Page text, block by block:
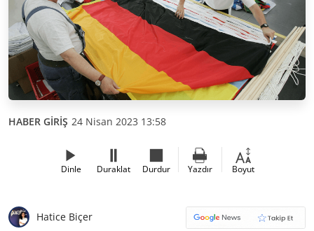
HABER GİRİŞ 24 Nisan 2023 13:58
Dinle Duraklat Durdur Yazdır Boyut
Hatice Biçer